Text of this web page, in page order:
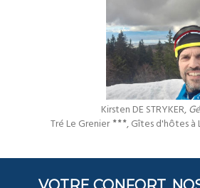
Kirsten DE STRYKER,
Tré Le Grenier
, Gîtes d'hôtes à